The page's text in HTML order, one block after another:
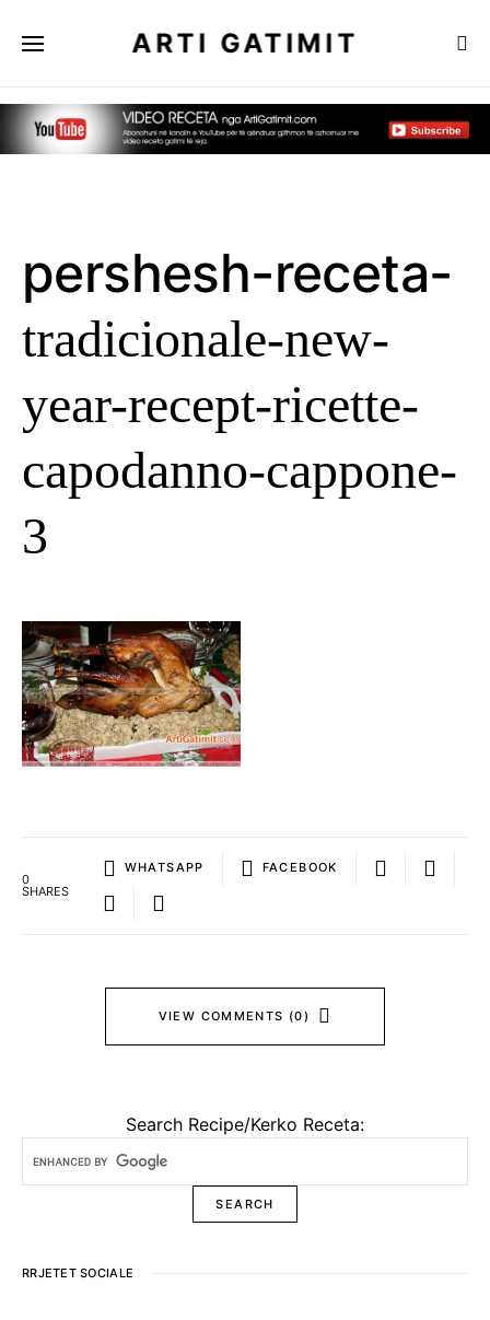
ARTI GATIMIT
pershesh-receta-
tradicionale-new-
year-recept-ricette-
capodanno-cappone-
3
0
SHARES
WHATSAPP FACEBOOK
VIEW COMMENTS (0)
Search Recipe/Kerko Receta:
RRJETET SOCIALE